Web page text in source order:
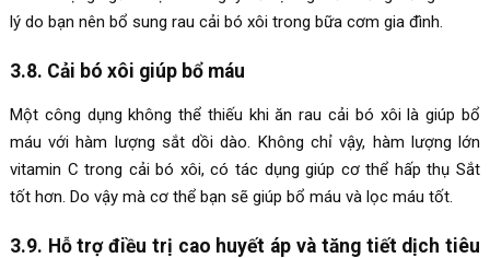
lý do bạn nên bổ sung rau cải bó xôi trong bữa cơm gia đình.
3.8. Cải bó xôi giúp bổ máu
Một công dụng không thể thiếu khi ăn rau cải bó xôi là giúp bổ
máu với hàm lượng sắt dồi dào. Không chỉ vậy, hàm lượng lớn
vitamin C trong cải bó xôi, có tác dụng giúp cơ thể hấp thụ Sắt
tốt hơn. Do vậy mà cơ thể bạn sẽ giúp bổ máu và lọc máu tốt.
3.9. Hỗ trợ điều trị cao huyết áp và tăng tiết dịch tiêu